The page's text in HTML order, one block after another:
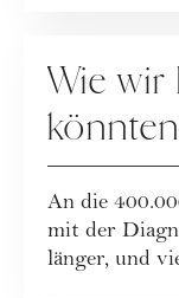
Wie wir
könnten
An die
mit der
länger, und